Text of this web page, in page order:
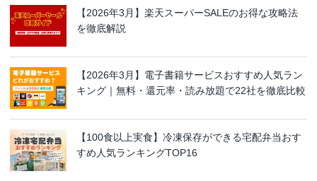
【2026年3月】楽天スーパーSALEのお得な攻略法
を徹底解説
【2026年3月】電子書籍サービスおすすめ人気ラン
キング｜無料・還元率・読み放題で22社を徹底比較
【100食以上実食】冷凍保存ができる宅配弁当おす
すめ人気ランキングTOP16